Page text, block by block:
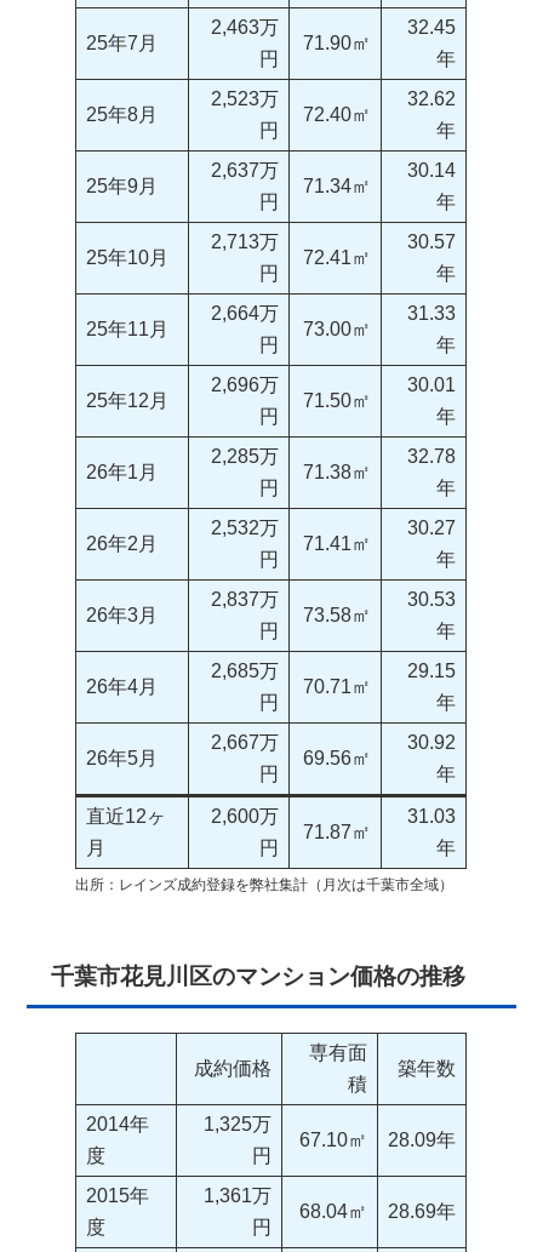
25年7月
2,463万
円
71.90㎡
32.45
年
25年8月
2,523万
円
72.40㎡
32.62
年
25年9月
2,637万
円
71.34㎡
30.14
年
25年10月
2,713万
円
72.41㎡
30.57
年
25年11月
2,664万
円
73.00㎡
31.33
年
25年12月
2,696万
円
71.50㎡
30.01
年
26年1月
2,285万
円
71.38㎡
32.78
年
26年2月
2,532万
円
71.41㎡
30.27
年
26年3月
2,837万
円
73.58㎡
30.53
年
26年4月
2,685万
円
70.71㎡
29.15
年
26年5月
2,667万
円
69.56㎡
30.92
年
直近12ヶ
月
2,600万
円
71.87㎡
31.03
年
出所：レインズ成約登録を弊社集計（月次は千葉市全域）
千葉市花見川区のマンション価格の推移
成約価格
専有面
積
築年数
2014年
度
1,325万
円
67.10㎡ 28.09年
2015年
度
1,361万
円
68.04㎡ 28.69年